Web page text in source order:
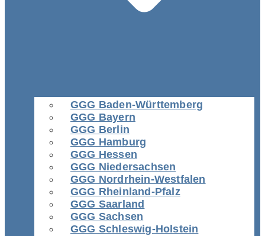
GGG Baden-Württemberg
GGG Bayern
GGG Berlin
GGG Hamburg
GGG Hessen
GGG Niedersachsen
GGG Nordrhein-Westfalen
GGG Rheinland-Pfalz
GGG Saarland
GGG Sachsen
GGG Schleswig-Holstein